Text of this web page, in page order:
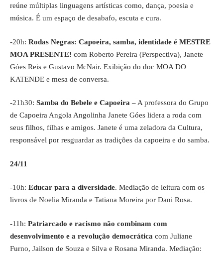
reúne múltiplas linguagens artísticas como, dança, poesia e
música. É um espaço de desabafo, escuta e cura.
-20h: Rodas Negras: Capoeira, samba, identidade é MESTRE
MOA PRESENTE! com Roberto Pereira (Perspectiva), Janete
Góes Reis e Gustavo McNair. Exibição do doc MOA DO
KATENDE e mesa de conversa.
-21h30: Samba do Bebele e Capoeira – A professora do Grupo
de Capoeira Angola Angolinha Janete Góes lidera a roda com
seus filhos, filhas e amigos. Janete é uma zeladora da Cultura,
responsável por resguardar as tradições da capoeira e do samba.
24/11
-10h: Educar para a diversidade. Mediação de leitura com os
livros de Noelia Miranda e Tatiana Moreira por Dani Rosa.
-11h: Patriarcado e racismo não combinam com
desenvolvimento e a revolução democrática com Juliane
Furno, Jailson de Souza e Silva e Rosana Miranda. Mediação: